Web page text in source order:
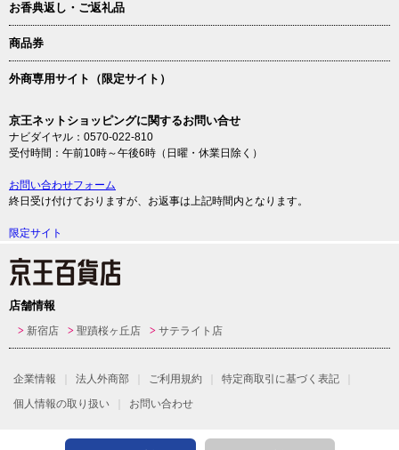
お香典返し・ご返礼品
商品券
外商専用サイト（限定サイト）
京王ネットショッピングに関するお問い合せ
ナビダイヤル：0570-022-810
受付時間：午前10時～午後6時（日曜・休業日除く）
お問い合わせフォーム
終日受け付けておりますが、お返事は上記時間内となります。
限定サイト
店舗情報
新宿店 聖蹟桜ヶ丘店 サテライト店
企業情報 法人外商部 ご利用規約
特定商取引に基づく表記
個人情報の取り扱い
お問い合わせ